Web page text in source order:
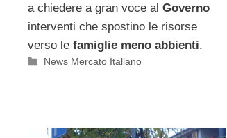
a chiedere a gran voce al Governo
interventi che spostino le risorse
verso le famiglie meno abbienti.
Categorie
News Mercato Italiano